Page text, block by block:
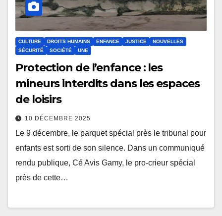
CULTURE DROITS HUMAINS ENFANCE JUSTICE
NOUVELLES
SÉCURITÉ
SOCIÉTÉ UNE
Protection de l’enfance : les
mineurs interdits dans les espaces
de loisirs
10 DÉCEMBRE 2025
Le 9 décembre, le parquet spécial près le tribunal pour
enfants est sorti de son silence. Dans un communiqué
rendu publique, Cé Avis Gamy, le pro-crieur spécial
près de cette…